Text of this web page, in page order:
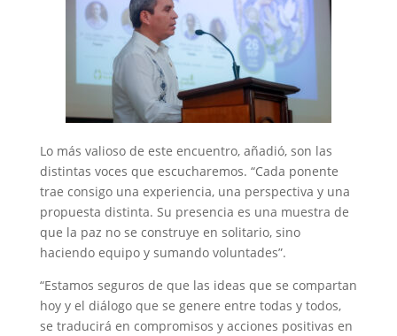
Lo más valioso de este encuentro, añadió, son las
distintas voces que escucharemos. “Cada ponente
trae consigo una experiencia, una perspectiva y una
propuesta distinta. Su presencia es una muestra de
que la paz no se construye en solitario, sino
haciendo equipo y sumando voluntades”.
“Estamos seguros de que las ideas que se compartan
hoy y el diálogo que se genere entre todas y todos,
se traducirá en compromisos y acciones positivas en